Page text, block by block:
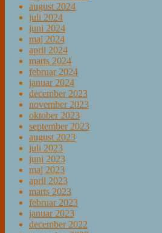
august 2024
juli 2024
juni 2024
maj 2024
april 2024
marts 2024
februar 2024
januar 2024
december 2023
november 2023
oktober 2023
september 2023
august 2023
juli 2023
juni 2023
maj 2023
april 2023
marts 2023
februar 2023
januar 2023
december 2022